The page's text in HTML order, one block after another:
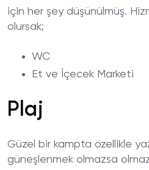
için her şey düşünülmüş.
olursak;
WC
Et ve İçecek Marketi
Plaj
Güzel bir kampta özellikle
güneşlenmek olmazsa